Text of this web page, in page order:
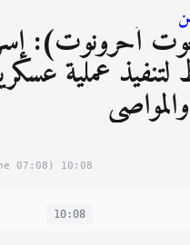
أحرونوت):
عملية
10:08
(07:08 in your timezone)
10:08